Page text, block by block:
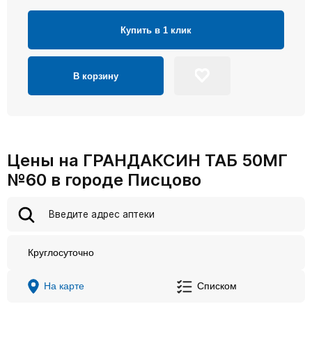
Купить в 1 клик
В корзину
Цены на ГРАНДАКСИН ТАБ 50МГ
№60 в городе Писцово
Круглосуточно
На карте Списком